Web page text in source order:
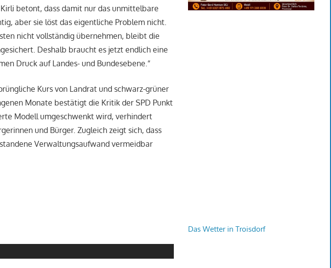
betont, dass damit nur das unmittelbare
aber sie löst das eigentliche Problem nicht.
nicht vollständig übernehmen, bleibt die
Deshalb braucht es jetzt endlich eine
Druck auf Landes- und Bundesebene.“
Kurs von Landrat und schwarz-grüner
Monate bestätigt die Kritik der SPD Punkt
Modell umgeschwenkt wird, verhindert
und Bürger. Zugleich zeigt sich, dass
Verwaltungsaufwand vermeidbar
Das Wetter in Troisdorf